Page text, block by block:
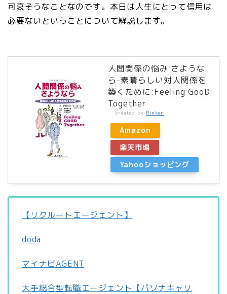
可哀そうなことなのです。本日は人生にとって信用は
必要ないということについて解説します。
人間関係の悩み さような
ら-素晴らしい対人関係を
築くために:Feeling GooD
Together
created by Rinker
Amazon
楽天市場
Yahooショッピング
【リクルートエージェント】
doda
マイナビAGENT
大手総合型転職エージェント【パソナキャリ